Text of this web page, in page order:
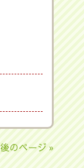
後のページ »